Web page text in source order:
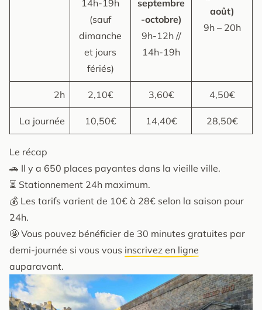
14h-19h
(sauf
dimanche
et jours
fériés)
septembre
-octobre)
9h-12h //
14h-19h
août)
9h – 20h
2h 2,10€ 3,60€ 4,50€
La journée 10,50€ 14,40€ 28,50€
Le récap
🚗 Il y a 650 places payantes dans la vieille ville.
⏳ Stationnement 24h maximum.
💰 Les tarifs varient de 10€ à 28€ selon la saison pour
24h.
🤩 Vous pouvez bénéficier de 30 minutes gratuites par
demi-journée si vous vous inscrivez en ligne
auparavant.